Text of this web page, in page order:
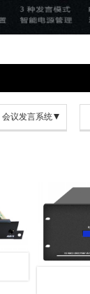
会议发言系统